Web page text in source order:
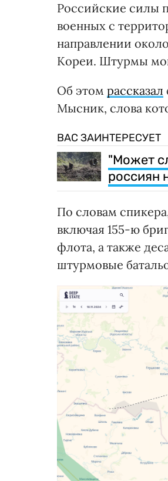
Российские силы
военных с
направлении около
Кореи. Штурмы
Об этом рассказал
Мысник, слова
ВАС ЗАИНТЕРЕСУЕТ
"Может
россиян
По словам
включая 155-ю
флота, а также
штурмовые